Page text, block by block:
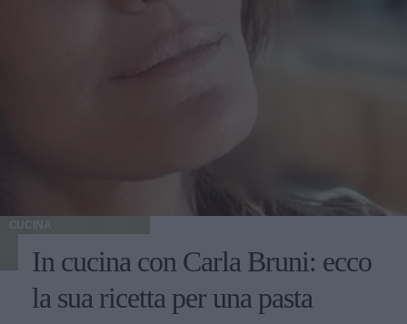
CUCINA
In cucina con Carla Bruni: ecco
la sua ricetta per una pasta